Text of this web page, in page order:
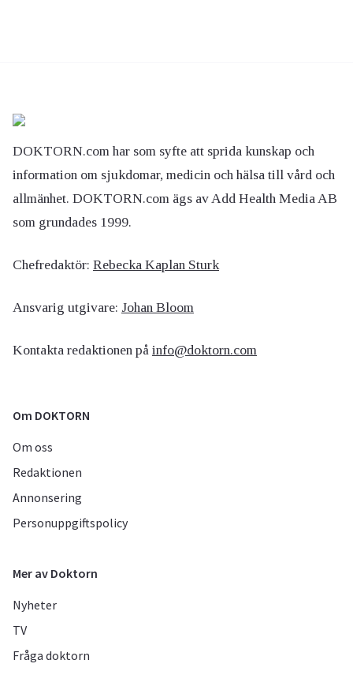
DOKTORN.com har som syfte att sprida kunskap och
information om sjukdomar, medicin och hälsa till vård och
allmänhet. DOKTORN.com ägs av Add Health Media AB
som grundades 1999.
Chefredaktör: Rebecka Kaplan Sturk
Ansvarig utgivare: Johan Bloom
Kontakta redaktionen på info@doktorn.com
Om DOKTORN
Om oss
Redaktionen
Annonsering
Personuppgiftspolicy
Mer av Doktorn
Nyheter
TV
Fråga doktorn